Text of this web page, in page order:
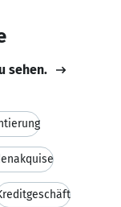
sehen.